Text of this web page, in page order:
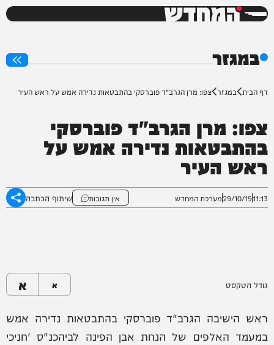
המחדש
במגזר
דף הבית במגזר צפו: מרן הגרב"ד פוברסקי בהתבטאות נדירה אמש על ראש העיר
צפו: מרן הגרב"ד פוברסקי
בהתבטאות נדירה אמש על
ראש העיר
11:13
29/10/19מערכת המחדש אין תגובות שיתוף הכתבה
גודל הטקסט א א
ראש הישיבה הגרב"ד פוברסקי בהתבטאות נדירה אמש
במעמד האלפים של הנחת אבן הפינה לביהכנ"ס 'חניכי